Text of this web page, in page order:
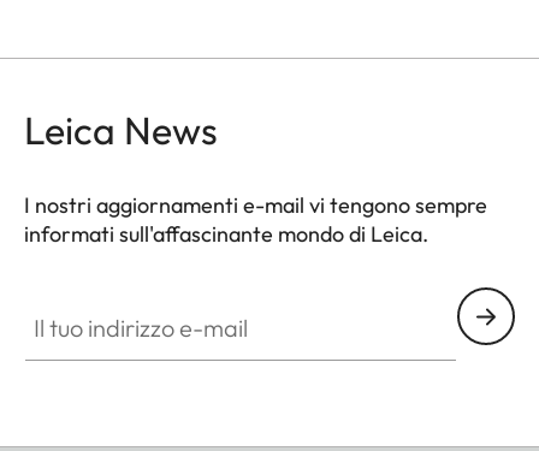
Leica News
I nostri aggiornamenti e-mail vi tengono sempre
informati sull'affascinante mondo di Leica.